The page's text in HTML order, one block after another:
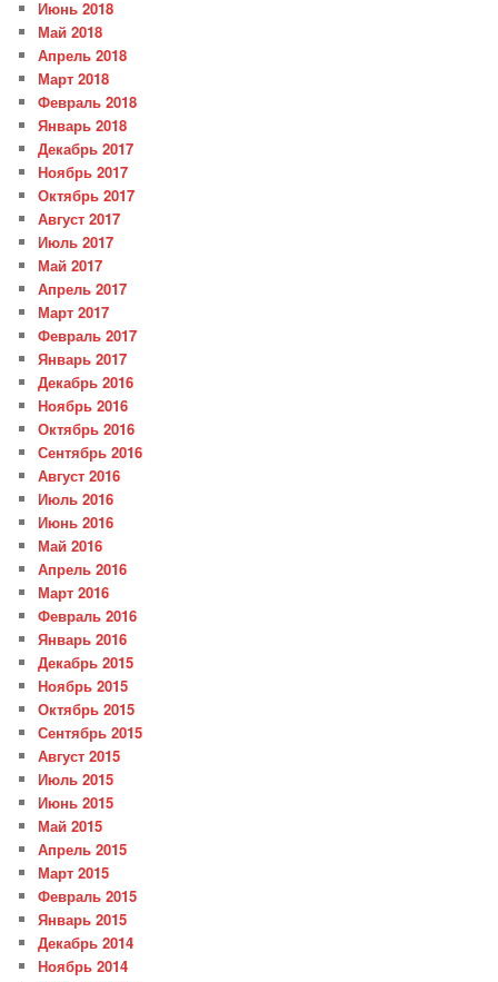
Июнь 2018
Май 2018
Апрель 2018
Март 2018
Февраль 2018
Январь 2018
Декабрь 2017
Ноябрь 2017
Октябрь 2017
Август 2017
Июль 2017
Май 2017
Апрель 2017
Март 2017
Февраль 2017
Январь 2017
Декабрь 2016
Ноябрь 2016
Октябрь 2016
Сентябрь 2016
Август 2016
Июль 2016
Июнь 2016
Май 2016
Апрель 2016
Март 2016
Февраль 2016
Январь 2016
Декабрь 2015
Ноябрь 2015
Октябрь 2015
Сентябрь 2015
Август 2015
Июль 2015
Июнь 2015
Май 2015
Апрель 2015
Март 2015
Февраль 2015
Январь 2015
Декабрь 2014
Ноябрь 2014